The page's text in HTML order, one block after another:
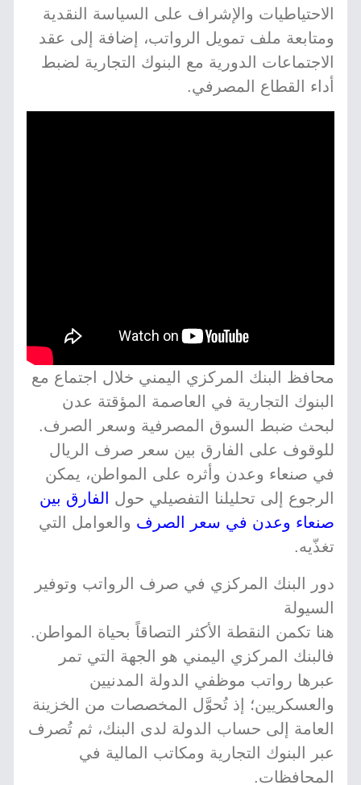
الاحتياطيات والإشراف على السياسة النقدية
ومتابعة ملف تمويل الرواتب، إضافة إلى عقد
الاجتماعات الدورية مع البنوك التجارية لضبط
أداء القطاع المصرفي.
محافظ البنك المركزي اليمني خلال اجتماع مع
البنوك التجارية في العاصمة المؤقتة عدن
لبحث ضبط السوق المصرفية وسعر الصرف.
للوقوف على الفارق بين سعر صرف الريال
في صنعاء وعدن وأثره على المواطن، يمكن
الرجوع إلى تحليلنا التفصيلي حول
الفارق بين
صنعاء وعدن في سعر الصرف والعوامل التي
تغذّيه.
دور البنك المركزي في صرف الرواتب وتوفير
السيولة
هنا تكمن النقطة الأكثر التصاقاً بحياة المواطن.
فالبنك المركزي اليمني هو الجهة التي تمر
عبرها رواتب موظفي الدولة المدنيين
والعسكريين؛ إذ تُحوَّل المخصصات من الخزينة
العامة إلى حساب الدولة لدى البنك، ثم تُصرف
عبر البنوك التجارية ومكاتب المالية في
المحافظات.